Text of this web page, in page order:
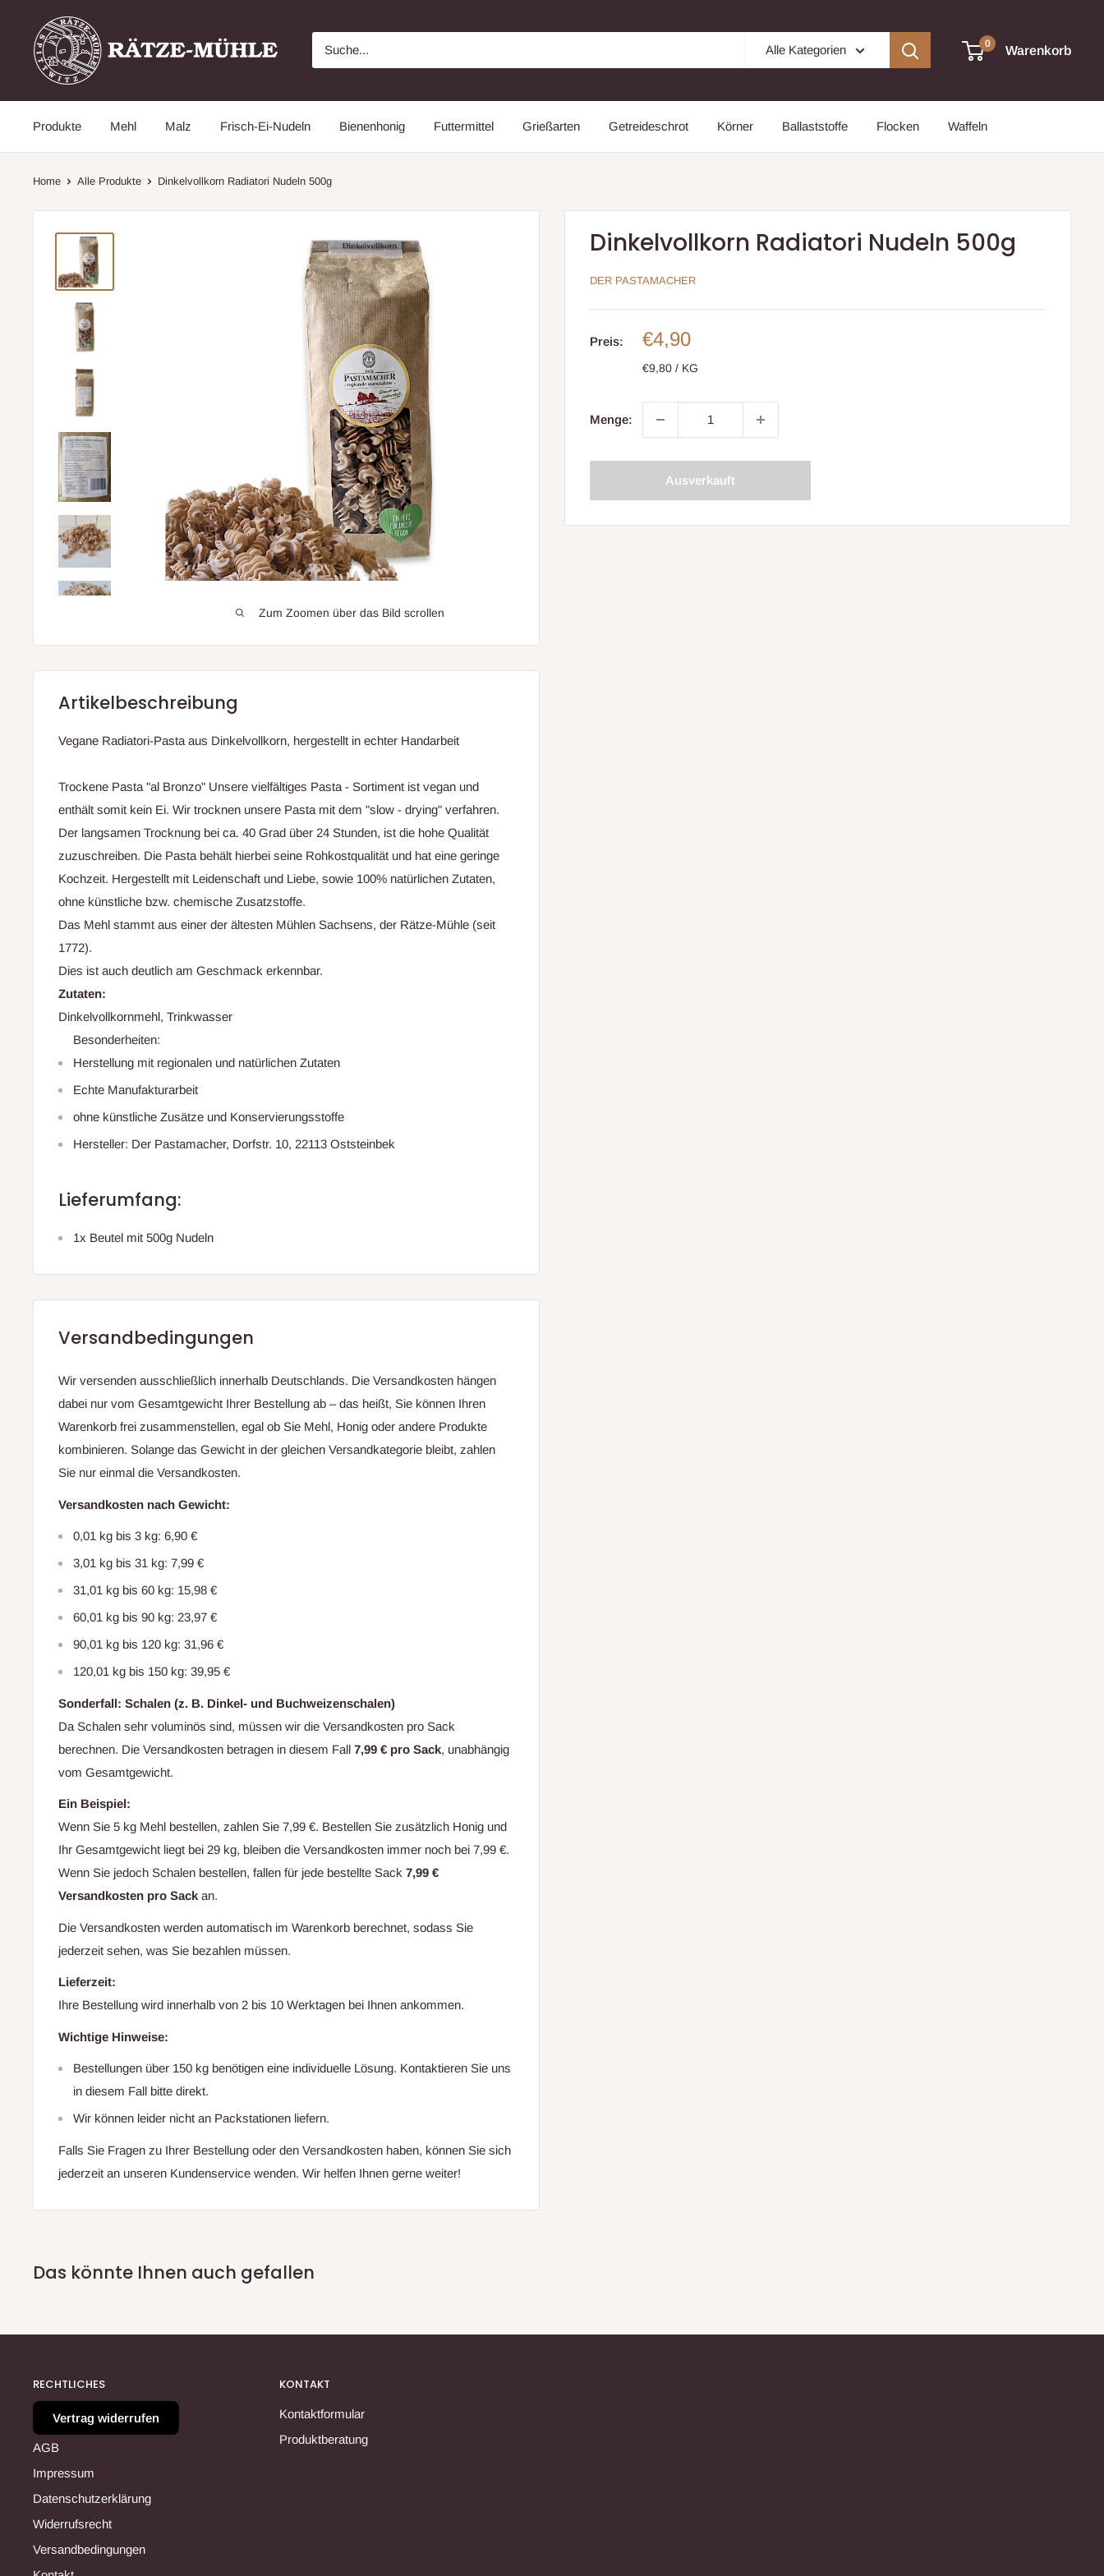
Rätze
Mühle
Online
aus
Alle Kategorien 0
Warenkorb
Produkte Mehl Malz Frisch-Ei-Nudeln Bienenhonig Futtermittel Grießarten Getreideschrot Körner Ballaststoffe Flocken Waffeln
Home Alle Produkte Dinkelvollkorn Radiatori Nudeln 500g
Zum Zoomen über das Bild scrollen
Dinkelvollkorn Radiatori Nudeln 500g
DER PASTAMACHER
Preis: Sonderpreis
€4,90
€9,80 / KG
Menge:
Ausverkauft
Artikelbeschreibung
Vegane Radiatori-Pasta aus Dinkelvollkorn, hergestellt in echter Handarbeit
Trockene Pasta "al Bronzo" Unsere vielfältiges Pasta - Sortiment ist vegan und
enthält somit kein Ei. Wir trocknen unsere Pasta mit dem "slow - drying" verfahren.
Der langsamen Trocknung bei ca. 40 Grad über 24 Stunden, ist die hohe Qualität
zuzuschreiben. Die Pasta behält hierbei seine Rohkostqualität und hat eine geringe
Kochzeit. Hergestellt mit Leidenschaft und Liebe, sowie 100% natürlichen Zutaten,
ohne künstliche bzw. chemische Zusatzstoffe.
Das Mehl stammt aus einer der ältesten Mühlen Sachsens, der Rätze-Mühle (seit
1772).
Dies ist auch deutlich am Geschmack erkennbar.
Zutaten:
Dinkelvollkornmehl, Trinkwasser
Besonderheiten:
Herstellung mit regionalen und natürlichen Zutaten
Echte Manufakturarbeit
ohne künstliche Zusätze und Konservierungsstoffe
Hersteller: Der Pastamacher, Dorfstr. 10, 22113 Oststeinbek
Lieferumfang:
1x Beutel mit 500g Nudeln
Versandbedingungen
Wir versenden ausschließlich innerhalb Deutschlands. Die Versandkosten hängen
dabei nur vom Gesamtgewicht Ihrer Bestellung ab – das heißt, Sie können Ihren
Warenkorb frei zusammenstellen, egal ob Sie Mehl, Honig oder andere Produkte
kombinieren. Solange das Gewicht in der gleichen Versandkategorie bleibt, zahlen
Sie nur einmal die Versandkosten.
Versandkosten nach Gewicht:
0,01 kg bis 3 kg: 6,90 €
3,01 kg bis 31 kg: 7,99 €
31,01 kg bis 60 kg: 15,98 €
60,01 kg bis 90 kg: 23,97 €
90,01 kg bis 120 kg: 31,96 €
120,01 kg bis 150 kg: 39,95 €
Sonderfall: Schalen (z. B. Dinkel- und Buchweizenschalen)
Da Schalen sehr voluminös sind, müssen wir die Versandkosten pro Sack
berechnen. Die Versandkosten betragen in diesem Fall 7,99 € pro Sack, unabhängig
vom Gesamtgewicht.
Ein Beispiel:
Wenn Sie 5 kg Mehl bestellen, zahlen Sie 7,99 €. Bestellen Sie zusätzlich Honig und
Ihr Gesamtgewicht liegt bei 29 kg, bleiben die Versandkosten immer noch bei 7,99 €.
Wenn Sie jedoch Schalen bestellen, fallen für jede bestellte Sack 7,99 €
Versandkosten pro Sack an.
Die Versandkosten werden automatisch im Warenkorb berechnet, sodass Sie
jederzeit sehen, was Sie bezahlen müssen.
Lieferzeit:
Ihre Bestellung wird innerhalb von 2 bis 10 Werktagen bei Ihnen ankommen.
Wichtige Hinweise:
Bestellungen über 150 kg benötigen eine individuelle Lösung. Kontaktieren Sie uns
in diesem Fall bitte direkt.
Wir können leider nicht an Packstationen liefern.
Falls Sie Fragen zu Ihrer Bestellung oder den Versandkosten haben, können Sie sich
jederzeit an unseren Kundenservice wenden. Wir helfen Ihnen gerne weiter!
Das könnte Ihnen auch gefallen
RECHTLICHES
Vertrag widerrufen
AGB
Impressum
Datenschutzerklärung
Widerrufsrecht
Versandbedingungen
KONTAKT
Kontaktformular
Produktberatung